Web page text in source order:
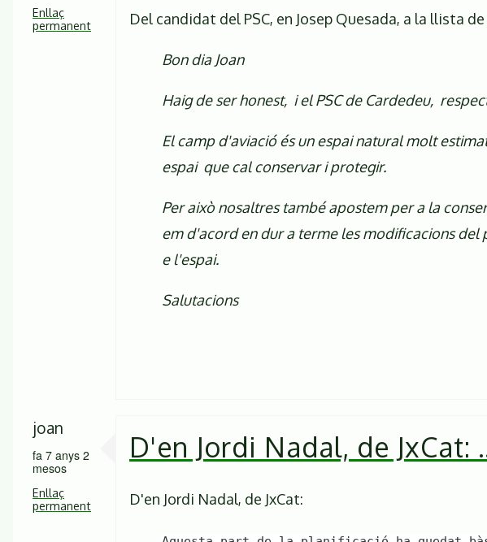
Enllaç
permanent
Del candidat del PSC, en Josep Quesada, a la llista
Bon dia Joan
Haig de ser honest, i el PSC de Cardedeu,
El camp d'aviació és un espai natural molt
espai que cal conservar i protegir.
Per això nosaltres també apostem per a la
em d'acord en dur a terme les modificacions
e l'espai.
Salutacions
joan
fa 7 anys 2
mesos
Enllaç
permanent
D'en Jordi Nadal, de JxCat:
D'en Jordi Nadal, de JxCat: